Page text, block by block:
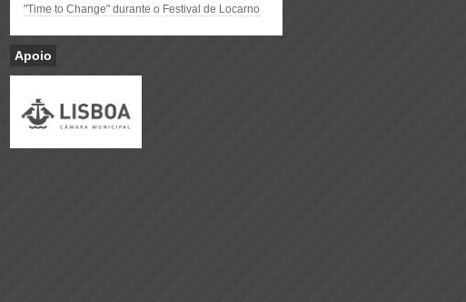
"Time to Change" durante o Festival de Locarno
Apoio